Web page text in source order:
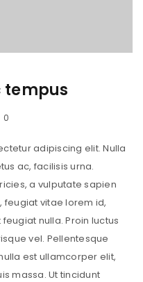
tempus
0
adipiscing elit. Nulla
ac, facilisis urna.
a vulputate sapien
feugiat vitae lorem id,
nulla. Proin luctus
vel. Pellentesque
est ullamcorper elit,
massa. Ut tincidunt